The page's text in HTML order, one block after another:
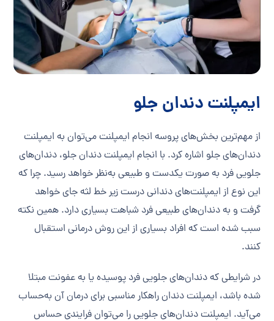
ایمپلنت دندان جلو
از مهم‌ترین بخش‌های پروسه انجام ایمپلنت می‌توان به ایمپلنت
دندان‌های جلو اشاره کرد. با انجام ایمپلنت دندان جلو، دندان‌های
جلویی فرد به صورت یکدست و طبیعی به‌نظر خواهد رسید. چرا که
این نوع از ایمپلنت‌های دندانی درست زیر خط لثه جای خواهد
گرفت و به دندان‌های طبیعی فرد شباهت بسیاری دارد. همین نکته
سبب شده است که افراد بسیاری از این روش درمانی استقبال
کنند.
در شرایطی که دندان‌های جلویی فرد پوسیده یا به عفونت مبتلا
شده باشد، ایمپلنت دندان راهکار مناسبی برای درمان آن به‌حساب
می‌آید. ایمپلنت دندان‌های جلویی را می‌توان فرایندی حساس